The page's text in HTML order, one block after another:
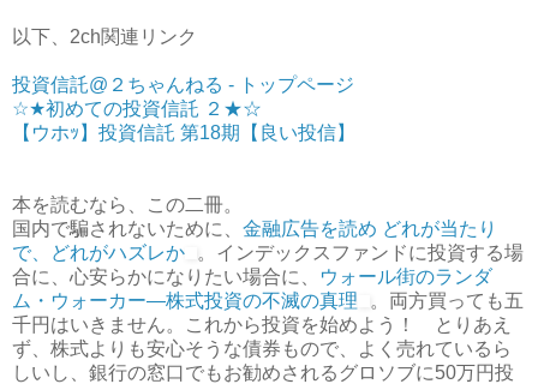
以下、2ch関連リンク
投資信託@２ちゃんねる - トップページ
☆★初めての投資信託 ２★☆
【ウホｯ】投資信託 第18期【良い投信】
本を読むなら、この二冊。
国内で騙されないために、 金融広告を読め どれが当たり
で、どれがハズレか
。インデックスファンドに投資する場
合に、心安らかになりたい場合に、
ウォール街のランダ
ム・ウォーカー―株式投資の不滅の真理
。両方買っても五
千円はいきません。これから投資を始めよう！ とりあえ
ず、株式よりも安心そうな債券もので、よく売れているら
しいし、銀行の窓口でもお勧めされるグロソブに50万円投